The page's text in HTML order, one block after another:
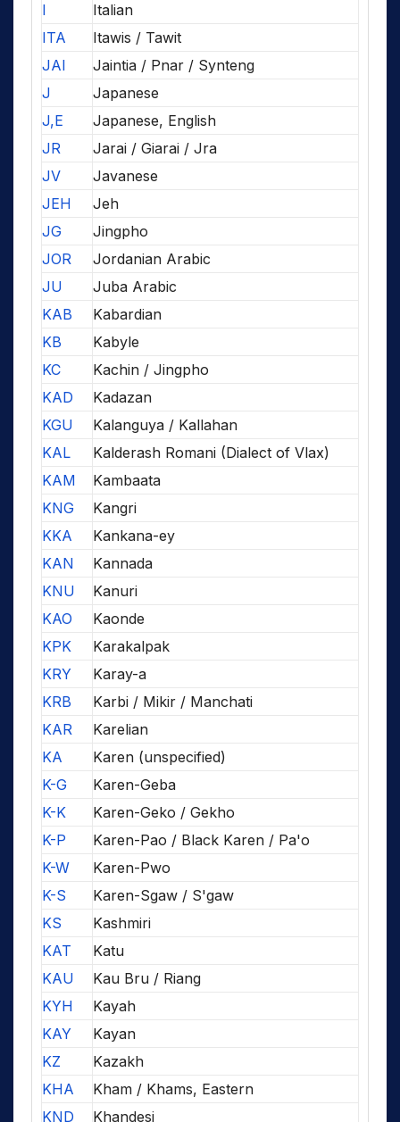
I
Italian
ITA
Itawis / Tawit
JAI
Jaintia / Pnar / Synteng
J
Japanese
J,E
Japanese, English
JR
Jarai / Giarai / Jra
JV
Javanese
JEH
Jeh
JG
Jingpho
JOR
Jordanian Arabic
JU
Juba Arabic
KAB
Kabardian
KB
Kabyle
KC
Kachin / Jingpho
KAD
Kadazan
KGU
Kalanguya / Kallahan
KAL
Kalderash Romani (Dialect of Vlax)
KAM
Kambaata
KNG
Kangri
KKA
Kankana-ey
KAN
Kannada
KNU
Kanuri
KAO
Kaonde
KPK
Karakalpak
KRY
Karay-a
KRB
Karbi / Mikir / Manchati
KAR
Karelian
KA
Karen (unspecified)
K-G
Karen-Geba
K-K
Karen-Geko / Gekho
K-P
Karen-Pao / Black Karen / Pa'o
K-W
Karen-Pwo
K-S
Karen-Sgaw / S'gaw
KS
Kashmiri
KAT
Katu
KAU
Kau Bru / Riang
KYH
Kayah
KAY
Kayan
KZ
Kazakh
KHA
Kham / Khams, Eastern
KND
Khandesi